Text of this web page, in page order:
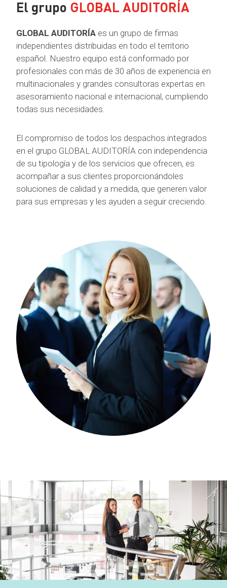
El grupo GLOBAL AUDITORÍA
GLOBAL AUDITORÍA es un grupo de firmas
independientes distribuidas en todo el territorio
español. Nuestro equipo está conformado por
profesionales con más de 30 años de experiencia en
multinacionales y grandes consultoras expertas en
asesoramiento nacional e internacional, cumpliendo
todas sus necesidades.
El compromiso de todos los despachos integrados
en el grupo GLOBAL AUDITORÍA con independencia
de su tipología y de los servicios que ofrecen, es
acompañar a sus clientes proporcionándoles
soluciones de calidad y a medida, que generen valor
para sus empresas y les ayuden a seguir creciendo.